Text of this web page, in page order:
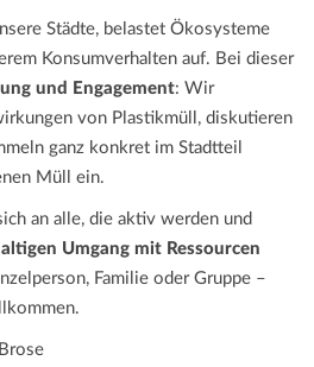
Städte, belastet Ökosysteme
Konsumverhalten auf. Bei dieser
und Engagement: Wir
von Plastikmüll, diskutieren
ganz konkret im Stadtteil
Müll ein.
an alle, die aktiv werden und
Umgang mit Ressourcen
Familie oder Gruppe –